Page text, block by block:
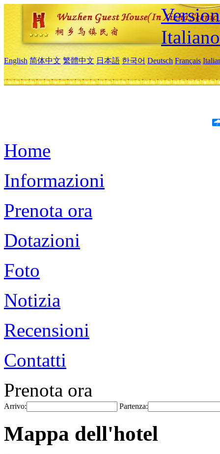
Italiano
English 简体中文 繁體中文 日本語 한국어 Deutsch Français
Home
Informazioni
Prenota ora
Dotazioni
Foto
Notizia
Recensioni
Contatti
Prenota ora
Arrivo: Partenza:
Mappa dell'hotel